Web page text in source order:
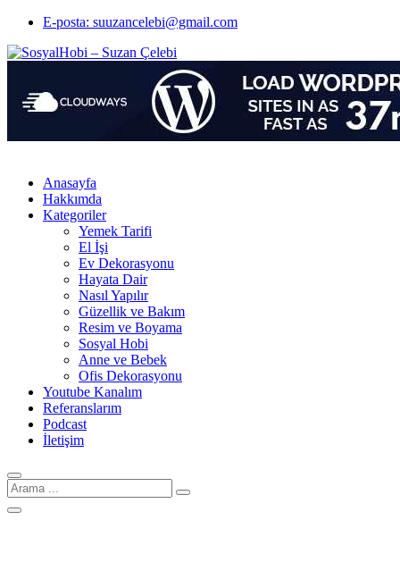
E-posta: suuzancelebi@gmail.com
Anasayfa
Hakkımda
Kategoriler
Yemek Tarifi
El İşi
Ev Dekorasyonu
Hayata Dair
Nasıl Yapılır
Güzellik ve Bakım
Resim ve Boyama
Sosyal Hobi
Anne ve Bebek
Ofis Dekorasyonu
Youtube Kanalım
Referanslarım
Podcast
İletişim
Arama
için: